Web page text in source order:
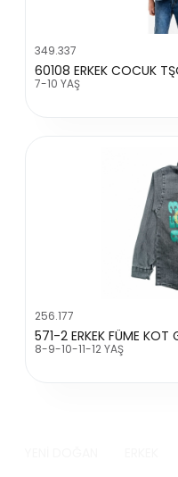
349.337
60108 ERKEK COCUK
7-10 YAŞ
256.177
571-2 ERKEK FÜME KOT
8-9-10-11-12 YAŞ